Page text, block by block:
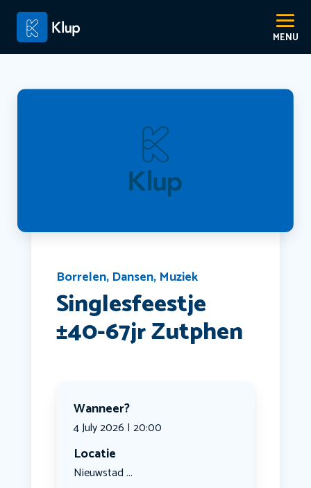
Borrelen, Dansen, Muziek
Singlesfeestje
±40-67jr Zutphen
Wanneer?
4 July 2026 | 20:00
Locatie
Nieuwstad ...